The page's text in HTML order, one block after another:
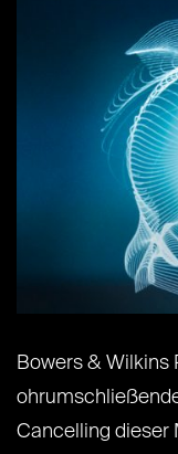
Bowers & Wilkins
Cancelling dieser